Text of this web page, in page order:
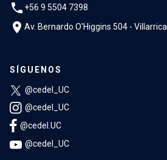
phone +56 9 5504 7398
location_on Av. Bernardo O'Higgins 504 - Villarrica
SÍGUENOS
@cedel_UC
@cedel_UC
@cedel.UC
@cedel_UC